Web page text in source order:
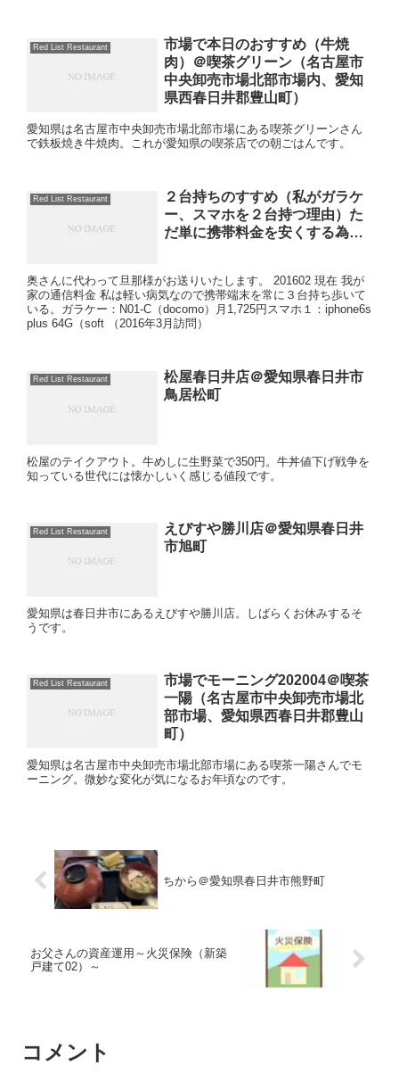
Red List Restaurant
市場で本日のおすすめ（牛焼
肉）＠喫茶グリーン（名古屋市
中央卸売市場北部市場内、愛知
県西春日井郡豊山町）
愛知県は名古屋市中央卸売市場北部市場にある喫茶グリーンさん
で鉄板焼き牛焼肉。これが愛知県の喫茶店での朝ごはんです。
Red List Restaurant
２台持ちのすすめ（私がガラケ
ー、スマホを２台持つ理由）た
だ単に携帯料金を安くする為…
奥さんに代わって旦那様がお送りいたします。 201602 現在 我が
家の通信料金 私は軽い病気なので携帯端末を常に３台持ち歩いて
いる。ガラケー：N01-C（docomo）月1,725円スマホ１：iphone6s
plus 64G（soft （2016年3月訪問）
Red List Restaurant
松屋春日井店＠愛知県春日井市
鳥居松町
松屋のテイクアウト。牛めしに生野菜で350円。牛丼値下げ戦争を
知っている世代には懐かしいく感じる値段です。
Red List Restaurant
えびすや勝川店＠愛知県春日井
市旭町
愛知県は春日井市にあるえびすや勝川店。しばらくお休みするそ
うです。
Red List Restaurant
市場でモーニング202004＠喫茶
一陽（名古屋市中央卸売市場北
部市場、愛知県西春日井郡豊山
町）
愛知県は名古屋市中央卸売市場北部市場にある喫茶一陽さんでモ
ーニング。微妙な変化が気になるお年頃なのです。
ちから＠愛知県春日井市熊野町
お父さんの資産運用～火災保険（新築
戸建て02）～
コメント